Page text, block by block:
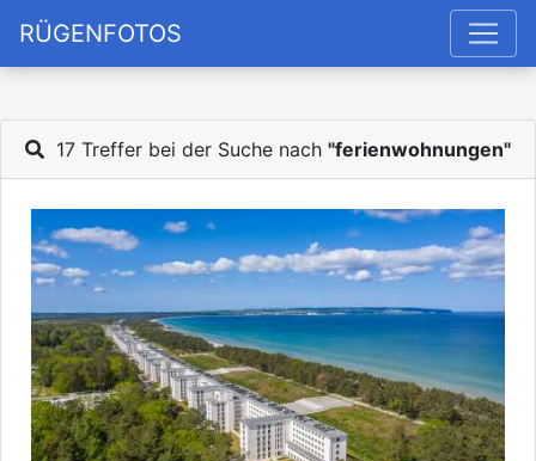
RÜGENFOTOS
17 Treffer bei der Suche nach "ferienwohnungen"